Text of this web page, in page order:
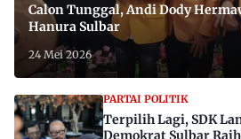
Calon Tunggal, Andi Dody
Hanura Sulbar
24 Mei 2026
PARTAI POLITIK
Terpilih Lagi, SDK
Demokrat Sulbar